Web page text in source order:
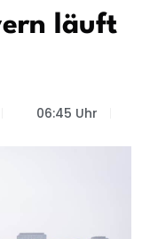
läuft
06:45 Uhr